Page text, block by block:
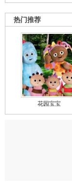
热门推荐
花园宝宝